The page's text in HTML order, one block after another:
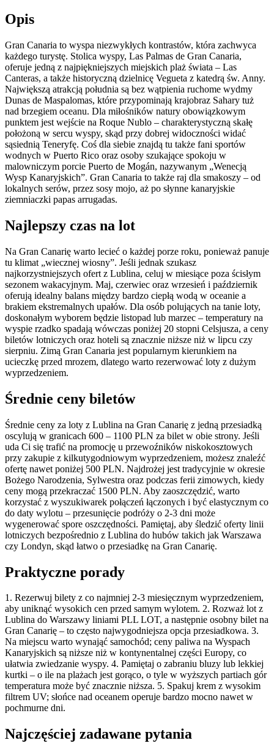
Opis
Gran Canaria to wyspa niezwykłych kontrastów, która zachwyca
każdego turystę. Stolica wyspy, Las Palmas de Gran Canaria,
oferuje jedną z najpiękniejszych miejskich plaż świata – Las
Canteras, a także historyczną dzielnicę Vegueta z katedrą św. Anny.
Największą atrakcją południa są bez wątpienia ruchome wydmy
Dunas de Maspalomas, które przypominają krajobraz Sahary tuż
nad brzegiem oceanu. Dla miłośników natury obowiązkowym
punktem jest wejście na Roque Nublo – charakterystyczną skałę
położoną w sercu wyspy, skąd przy dobrej widoczności widać
sąsiednią Teneryfę. Coś dla siebie znajdą tu także fani sportów
wodnych w Puerto Rico oraz osoby szukające spokoju w
malowniczym porcie Puerto de Mogán, nazywanym „Wenecją
Wysp Kanaryjskich”. Gran Canaria to także raj dla smakoszy – od
lokalnych serów, przez sosy mojo, aż po słynne kanaryjskie
ziemniaczki papas arrugadas.
Najlepszy czas na lot
Na Gran Canarię warto lecieć o każdej porze roku, ponieważ panuje
tu klimat „wiecznej wiosny”. Jeśli jednak szukasz
najkorzystniejszych ofert z Lublina, celuj w miesiące poza ścisłym
sezonem wakacyjnym. Maj, czerwiec oraz wrzesień i październik
oferują idealny balans między bardzo ciepłą wodą w oceanie a
brakiem ekstremalnych upałów. Dla osób polujących na tanie loty,
doskonałym wyborem będzie listopad lub marzec – temperatury na
wyspie rzadko spadają wówczas poniżej 20 stopni Celsjusza, a ceny
biletów lotniczych oraz hoteli są znacznie niższe niż w lipcu czy
sierpniu. Zimą Gran Canaria jest popularnym kierunkiem na
ucieczkę przed mrozem, dlatego warto rezerwować loty z dużym
wyprzedzeniem.
Średnie ceny biletów
Średnie ceny za loty z Lublina na Gran Canarię z jedną przesiadką
oscylują w granicach 600 – 1100 PLN za bilet w obie strony. Jeśli
uda Ci się trafić na promocję u przewoźników niskokosztowych
przy zakupie z kilkutygodniowym wyprzedzeniem, możesz znaleźć
ofertę nawet poniżej 500 PLN. Najdrożej jest tradycyjnie w okresie
Bożego Narodzenia, Sylwestra oraz podczas ferii zimowych, kiedy
ceny mogą przekraczać 1500 PLN. Aby zaoszczędzić, warto
korzystać z wyszukiwarek połączeń łączonych i być elastycznym co
do daty wylotu – przesunięcie podróży o 2-3 dni może
wygenerować spore oszczędności. Pamiętaj, aby śledzić oferty linii
lotniczych bezpośrednio z Lublina do hubów takich jak Warszawa
czy Londyn, skąd łatwo o przesiadkę na Gran Canarię.
Praktyczne porady
1. Rezerwuj bilety z co najmniej 2-3 miesięcznym wyprzedzeniem,
aby uniknąć wysokich cen przed samym wylotem. 2. Rozważ lot z
Lublina do Warszawy liniami PLL LOT, a następnie osobny bilet na
Gran Canarię – to często najwygodniejsza opcja przesiadkowa. 3.
Na miejscu warto wynająć samochód; ceny paliwa na Wyspach
Kanaryjskich są niższe niż w kontynentalnej części Europy, co
ułatwia zwiedzanie wyspy. 4. Pamiętaj o zabraniu bluzy lub lekkiej
kurtki – o ile na plażach jest gorąco, o tyle w wyższych partiach gór
temperatura może być znacznie niższa. 5. Spakuj krem z wysokim
filtrem UV; słońce nad oceanem operuje bardzo mocno nawet w
pochmurne dni.
Najczęściej zadawane pytania